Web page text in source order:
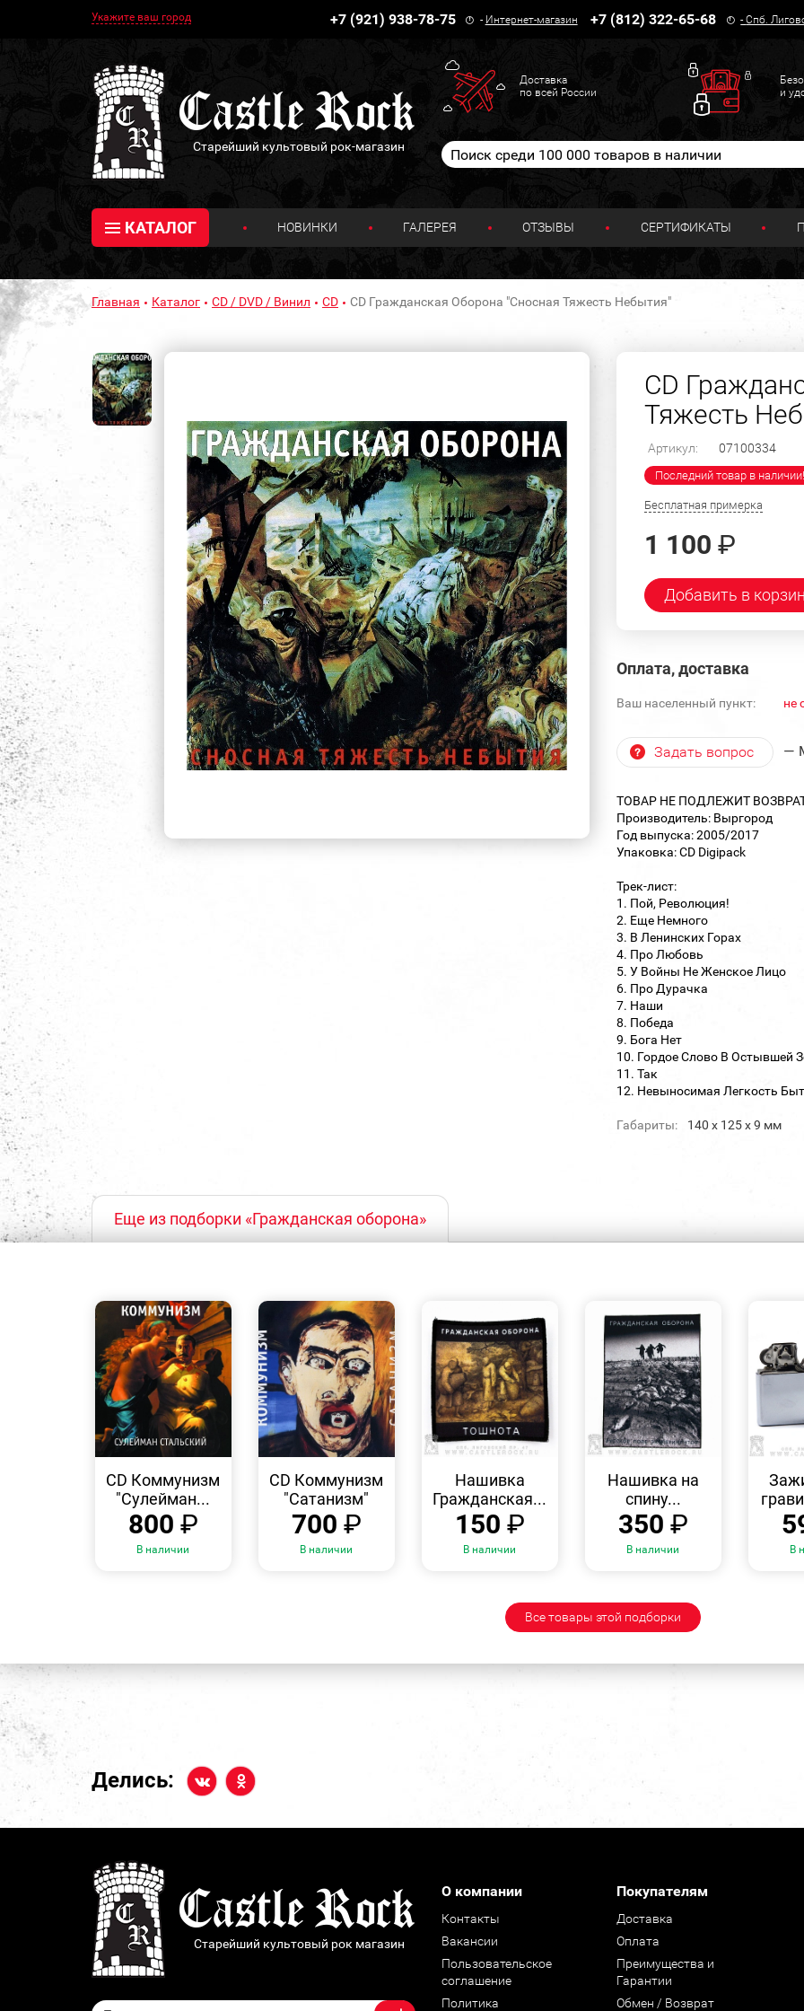
Укажите ваш город +7 (921) 938-78-75 - Интернет-магазин +7 (812) 322-65-68 -Спб.
Старейший культовый рок-магазин
Доставка
по всей России
и
КАТАЛОГ НОВИНКИ ГАЛЕРЕЯ ОТЗЫВЫ СЕРТИФИКАТЫ
Главная Каталог CD / DVD / Винил CD CD Гражданская Оборона "Сносная Тяжесть Небытия"
CD
Тяжесть
Артикул: 07100334
Последний товар в наличии!
Бесплатная примерка
1 100 ₽
Добавить в
Оплата, доставка
Ваш населенный пункт: не
Задать вопрос —
ТОВАР НЕ ПОДЛЕЖИТ
Производитель: Выргород
Год выпуска: 2005/2017
Упаковка: CD Digipack
Трек-лист:
1. Пой, Революция!
2. Еще Немного
3. В Ленинских Горах
4. Про Любовь
5. У Войны Не Женское Лицо
6. Про Дурачка
7. Наши
8. Победа
9. Бога Нет
10. Гордое Слово В Остывшей
11. Так
12. Невыносимая Легкость
Габариты: 140 х 125 х 9 мм
Еще из подборки «Гражданская оборона»
CD Коммунизм
"Сулейман...
800 ₽
В наличии
CD Коммунизм
"Сатанизм"
700 ₽
В наличии
Нашивка
Гражданская...
150 ₽
В наличии
Нашивка на
спину...
350 ₽
В наличии В
Все товары этой подборки
Делись:
Старейший культовый рок магазин
О компании
Контакты
Вакансии
Пользовательское
соглашение
Политика
Покупателям
Доставка
Оплата
Преимущества и
Гарантии
Обмен / Возврат